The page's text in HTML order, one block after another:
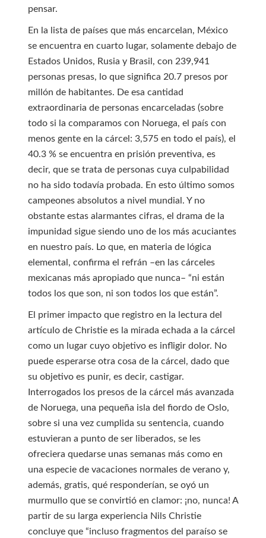
pensar.
En la lista de países que más encarcelan, México
se encuentra en cuarto lugar, solamente debajo de
Estados Unidos, Rusia y Brasil, con 239,941
personas presas, lo que significa 20.7 presos por
millón de habitantes. De esa cantidad
extraordinaria de personas encarceladas (sobre
todo si la comparamos con Noruega, el país con
menos gente en la cárcel: 3,575 en todo el país), el
40.3 % se encuentra en prisión preventiva, es
decir, que se trata de personas cuya culpabilidad
no ha sido todavía probada. En esto último somos
campeones absolutos a nivel mundial. Y no
obstante estas alarmantes cifras, el drama de la
impunidad sigue siendo uno de los más acuciantes
en nuestro país. Lo que, en materia de lógica
elemental, confirma el refrán –en las cárceles
mexicanas más apropiado que nunca– “ni están
todos los que son, ni son todos los que están”.
El primer impacto que registro en la lectura del
artículo de Christie es la mirada echada a la cárcel
como un lugar cuyo objetivo es infligir dolor. No
puede esperarse otra cosa de la cárcel, dado que
su objetivo es punir, es decir, castigar.
Interrogados los presos de la cárcel más avanzada
de Noruega, una pequeña isla del fiordo de Oslo,
sobre si una vez cumplida su sentencia, cuando
estuvieran a punto de ser liberados, se les
ofreciera quedarse unas semanas más como en
una especie de vacaciones normales de verano y,
además, gratis, qué responderían, se oyó un
murmullo que se convirtió en clamor: ¡no, nunca! A
partir de su larga experiencia Nils Christie
concluye que “incluso fragmentos del paraíso se